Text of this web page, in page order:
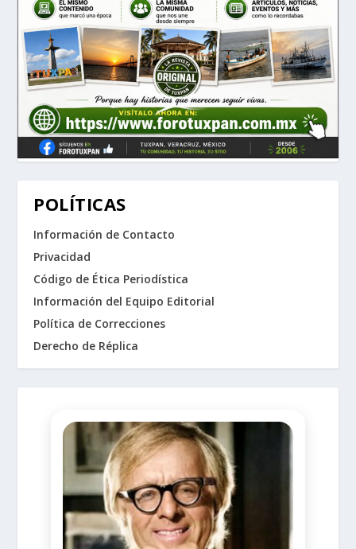
POLÍTICAS
Información de Contacto
Privacidad
Código de Ética Periodística
Información del Equipo Editorial
Política de Correcciones
Derecho de Réplica